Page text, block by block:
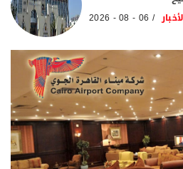
06 - 08 - 2026